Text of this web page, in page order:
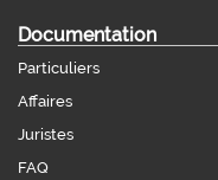
Documentation
Particuliers
Affaires
Juristes
FAQ